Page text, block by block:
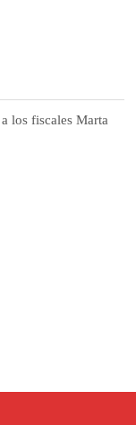
los fiscales Marta